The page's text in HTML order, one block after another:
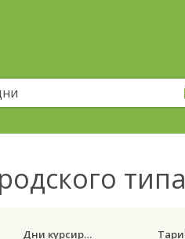
Дни курсирования